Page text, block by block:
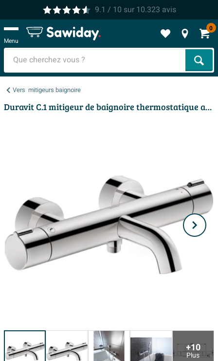
9.1 / 10 sur 10.323 avis
Menu
0
Vers mitigeurs baignoire
Duravit C.1 mitigeur de baignoire thermostatique apparent chrome
+10
Plus